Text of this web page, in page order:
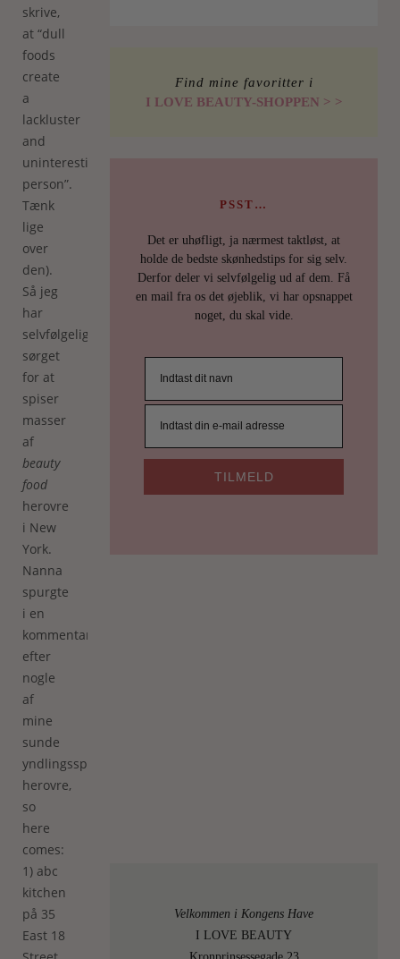
skrive,
at “dull
foods
create
a
lackluster
and
uninteresting
person”.
Tænk
lige
over
den).
Så jeg
har
selvfølgelig
sørget
for at
spiser
masser
af
beauty
food
herovre
i New
York.
Nanna
spurgte
i en
kommentar
efter
nogle
af
mine
sunde
yndlingsspisesteder
herovre,
so
here
comes:
1) abc
kitchen
på 35
East 18
Find mine favoritter i
I LOVE BEAUTY-SHOPPEN > >
PSST…
Det er uhøfligt, ja nærmest taktløst, at
holde de bedste skønhedstips for sig selv.
Derfor deler vi selvfølgelig ud af dem. Få
en mail fra os det øjeblik, vi har opsnappet
noget, du skal vide.
TILMELD
Velkommen i Kongens Have
I LOVE BEAUTY